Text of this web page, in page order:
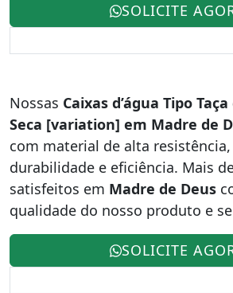
SOLICITE
Nossas Caixas d’água Tipo
Seca [variation] em Madre de
com material de alta
durabilidade e eficiência. Mais
satisfeitos em Madre de Deus
qualidade do nosso produto e
SOLICITE